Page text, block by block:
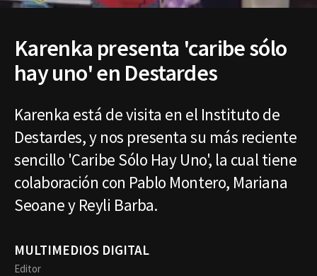
Karenka presenta 'caribe sólo
hay uno' en Destardes
Karenka está de visita en el Instituto de
Destardes, y nos presenta su más reciente
sencillo 'Caribe Sólo Hay Uno', la cual tiene
colaboración con Pablo Montero, Mariana
Seoane y Reyli Barba.
MULTIMEDIOS DIGITAL
Editor